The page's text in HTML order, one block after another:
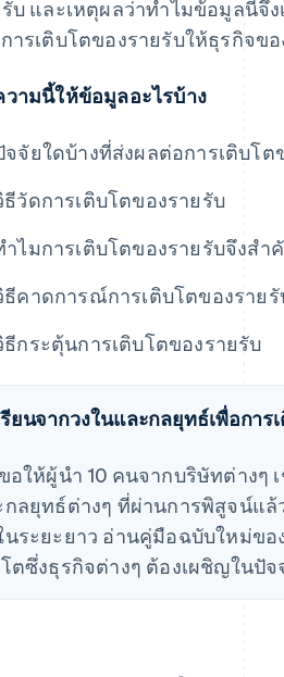
บ และเหตุผลว่าทําไมข้อมูลนี้จึ
ารเติบโตของรายรับให้ธุรกิจข
ามนี้ให้ข้อมูลอะไรบ้าง
จจัยใดบ้างที่ส่งผลต่อการเติบโต
ธีวัดการเติบโตของรายรับ
าไมการเติบโตของรายรับจึงสํา
ธีคาดการณ์การเติบโตของรายรั
ธีกระตุ้นการเติบโตของรายรับ
ยนจากวงในและกลยุทธ์เพื่อกา
อให้ผู้นำ 10 คนจากบริษัทต่างๆ
ลยุทธ์ต่างๆ ที่ผ่านการพิสูจน์แล้
ระยะยาว อ่านคู่มือฉบับใหม่ข
ตซึ่งธุรกิจต่างๆ ต้องเผชิญในปั